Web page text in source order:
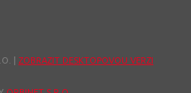
ZOBRAZIT DESKTOPOVOU VERZI